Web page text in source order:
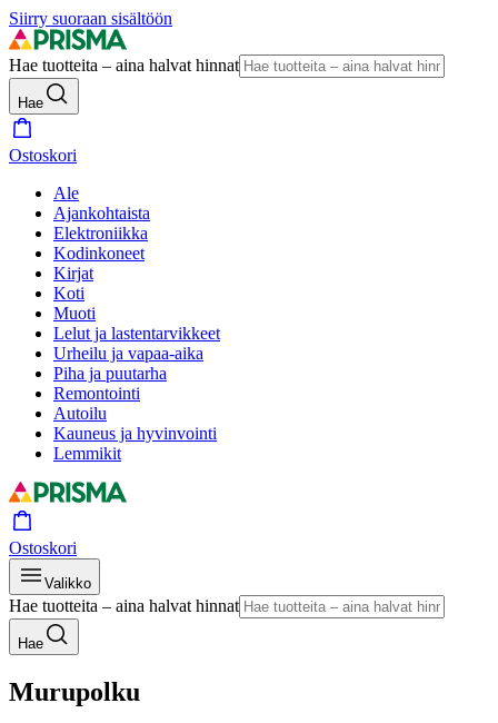
Siirry suoraan sisältöön
Hae tuotteita – aina halvat hinnat
Hae
Ostoskori
Ale
Ajankohtaista
Elektroniikka
Kodinkoneet
Kirjat
Koti
Muoti
Lelut ja lastentarvikkeet
Urheilu ja vapaa-aika
Piha ja puutarha
Remontointi
Autoilu
Kauneus ja hyvinvointi
Lemmikit
Ostoskori
Valikko
Hae tuotteita – aina halvat hinnat
Hae
Murupolku